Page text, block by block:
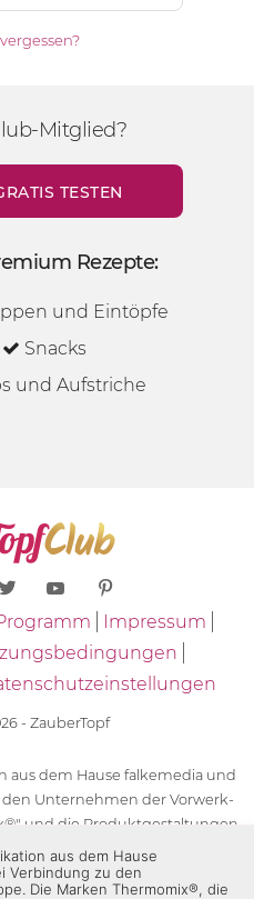
Mitglied?
TESTEN
Rezepte:
und Eintöpfe
Snacks
und Aufstriche
Impressum
- ZauberTopf
aus dem Hause falkemedia und
Unternehmen der Vorwerk-
und die Produktgestaltungen
Marken der Unternehmen
die Zeichen TM5®,
aus dem Hause
Verbindung zu den
Die Marken Thermomix®, die